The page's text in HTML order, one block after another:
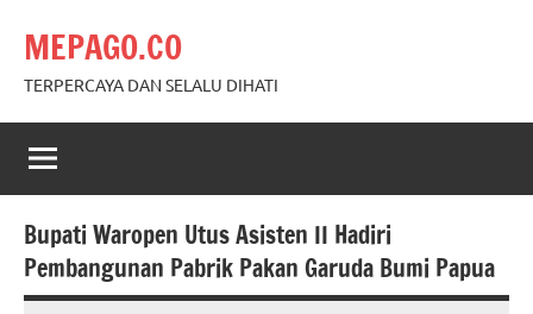
content
MEPAGO.CO
TERPERCAYA DAN SELALU DIHATI
Bupati Waropen Utus Asisten II Hadiri
Pembangunan Pabrik Pakan Garuda Bumi Papua